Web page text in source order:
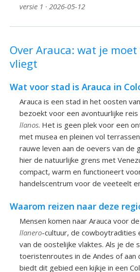
versie 1 · 2026-05-12
Over Arauca: wat je
vliegt
Wat voor stad is Arauca in
Arauca is een stad in het oosten
bezoekt voor een avontuurlijke
llanos. Het is geen plek voor een
met musea en pleinen vol
rauwe leven aan de oevers van de
hier de natuurlijke grens met
compact, warm en functioneert
handelscentrum voor de veeteelt
Waarom reizen naar deze
Mensen komen naar Arauca voor
llanero-cultuur, de cowboytradities
van de oostelijke vlaktes. Als je de
toeristenroutes in de Andes of aan
biedt dit gebied een kijkje in een